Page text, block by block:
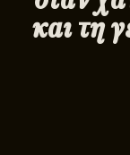
και τη